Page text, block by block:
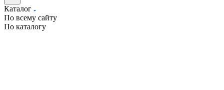
Каталог
По всему сайту
По каталогу